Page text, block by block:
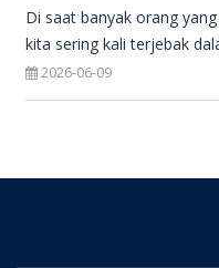
Di saat banyak orang
kita sering kali terjebak
2026-06-09